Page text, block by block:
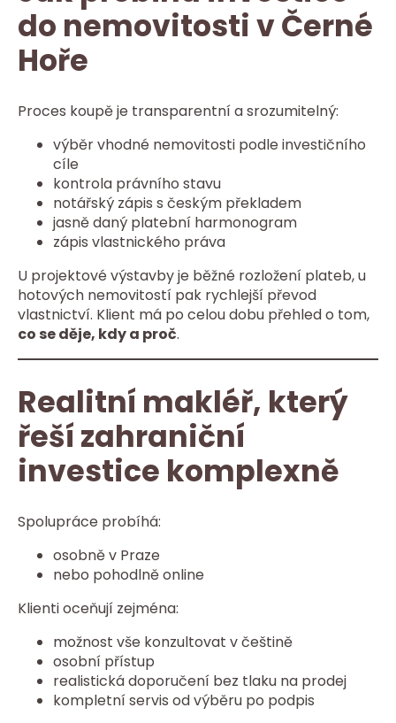
do nemovitosti v Černé
Hoře
Proces koupě je transparentní a srozumitelný:
výběr vhodné nemovitosti podle investičního
cíle
kontrola právního stavu
notářský zápis s českým překladem
jasně daný platební harmonogram
zápis vlastnického práva
U projektové výstavby je běžné rozložení plateb, u
hotových nemovitostí pak rychlejší převod
vlastnictví. Klient má po celou dobu přehled o tom,
co se děje, kdy a proč.
Realitní makléř, který
řeší zahraniční
investice komplexně
Spolupráce probíhá:
osobně v Praze
nebo pohodlně online
Klienti oceňují zejména:
možnost vše konzultovat v češtině
osobní přístup
realistická doporučení bez tlaku na prodej
kompletní servis od výběru po podpis